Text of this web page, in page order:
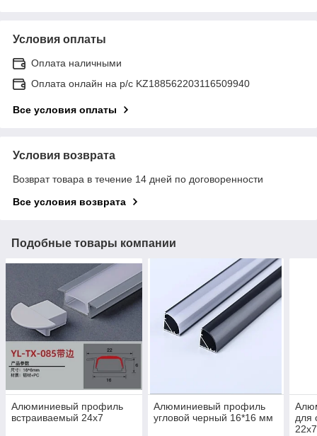
Условия оплаты
Оплата наличными
Оплата онлайн на р/с KZ188562203116509940
Все условия оплаты
Условия возврата
Возврат товара в течение 14 дней по договоренности
Все условия возврата
Подобные товары компании
Алюминиевый профиль
встраиваемый 24х7
Алюминиевый профиль
угловой черный 16*16 мм
для